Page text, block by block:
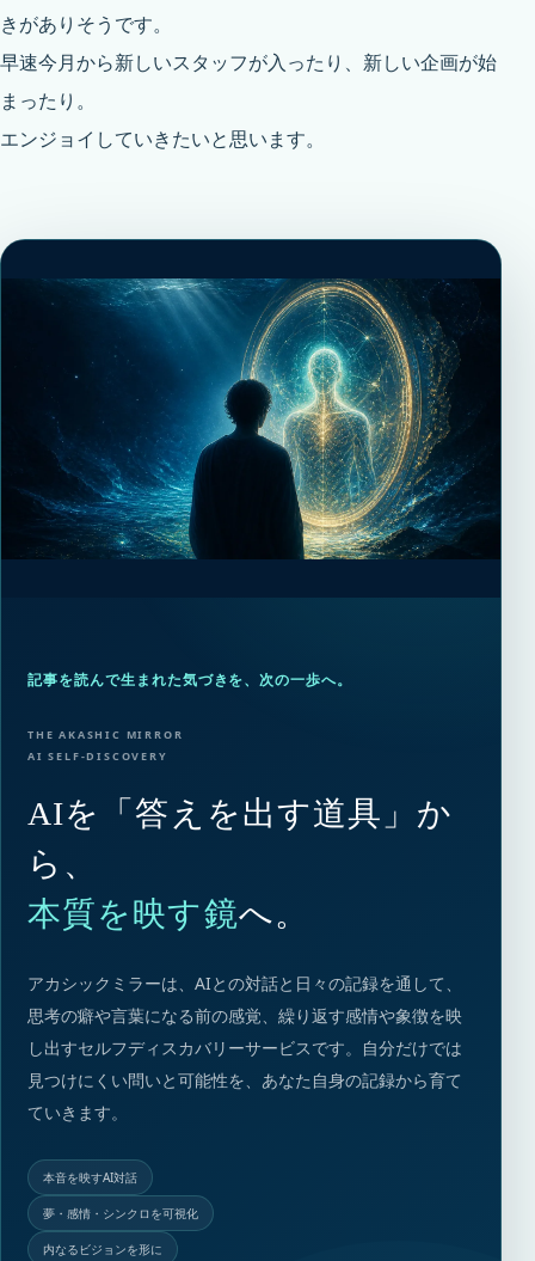
きがありそうです。
早速今月から新しいスタッフが入ったり、新しい企画が始
まったり。
エンジョイしていきたいと思います。
記事を読んで生まれた気づきを、次の一歩へ。
THE AKASHIC MIRROR
AI SELF-DISCOVERY
AIを「答えを出す道具」か
ら、
本質を映す鏡へ。
アカシックミラーは、AIとの対話と日々の記録を通して、
思考の癖や言葉になる前の感覚、繰り返す感情や象徴を映
し出すセルフディスカバリーサービスです。自分だけでは
見つけにくい問いと可能性を、あなた自身の記録から育て
ていきます。
本音を映すAI対話
夢・感情・シンクロを可視化
内なるビジョンを形に